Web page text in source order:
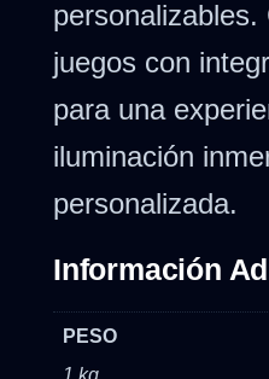
juegos con
para una
iluminación
personalizada.
Información
PESO
1 kg